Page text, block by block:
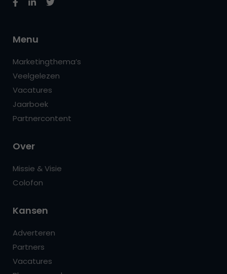
Menu
Marketingthema’s
Veelgelezen
Vacatures
Jaarboek
Partnercontent
Over
Missie & Visie
Colofon
Kansen
Adverteren
Partners
Vacatures